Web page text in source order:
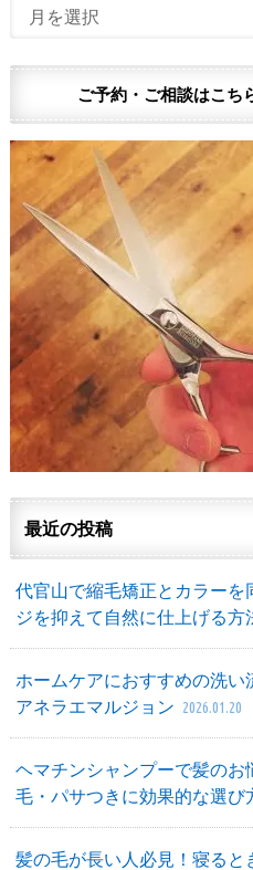
ご予約・ご相談はこち
最近の投稿
代官山で縮毛矯正とカラー
ジを抑えて自然に仕上げる方
ホームケアにおすすめの洗い
アネラエマルジョン 2026.01.20
ヘマチンシャンプーで髪の
毛・パサつきに効果的な選び
髪の毛が長い人必見！寝ると